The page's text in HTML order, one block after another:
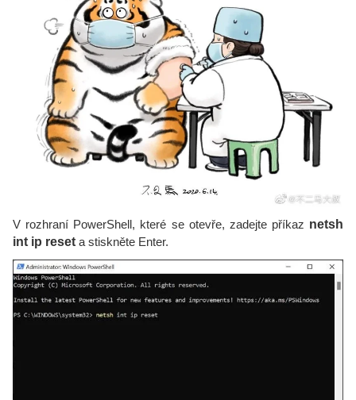
V rozhraní PowerShell, které se otevře, zadejte příkaz netsh
int ip reset a stiskněte Enter.